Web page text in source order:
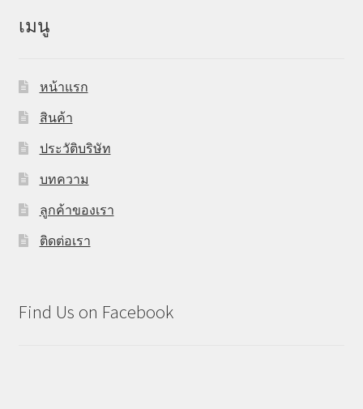
เมนู
หน้าแรก
สินค้า
ประวัติบริษัท
บทความ
ลูกค้าของเรา
ติดต่อเรา
Find Us on Facebook